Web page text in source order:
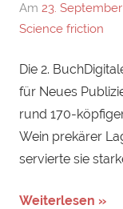
Am 23.
Science friction
Die 2.
für Neues
rund 170-
Wein prekärer
servierte sie
Weiterlesen »